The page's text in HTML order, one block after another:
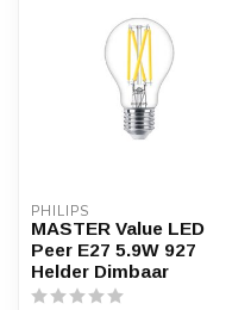
PHILIPS
MASTER Value LED
Peer E27 5.9W 927
Helder Dimbaar